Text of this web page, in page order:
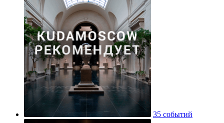
35 событий